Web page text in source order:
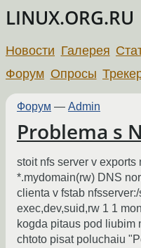
LINUX.ORG.RU
Новости Галерея
Форум Опросы
Форум — Admin
Problema s
stoit nfs server v exports
*.mydomain(rw) DNS
clienta v fstab
exec,dev,suid,rw 1 1
kogda pitaus pod liubim
chtoto pisat poluchaiu